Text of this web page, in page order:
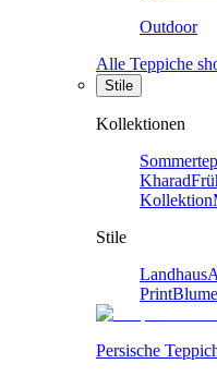
Outdoor
Alle Teppiche
Stile
Kollektionen
Kharad
Kollektion
Stile
Landhaus
Print
Persische